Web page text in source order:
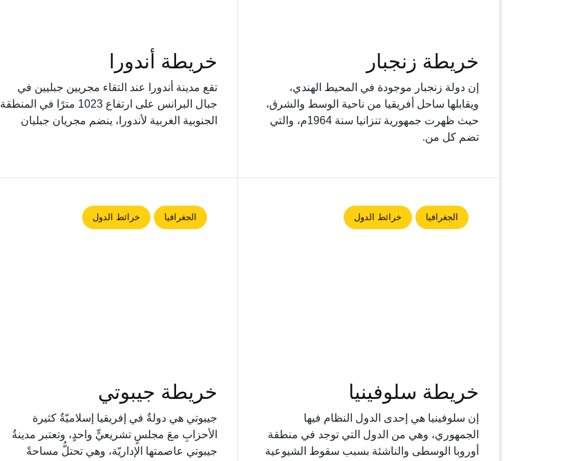
خريطة زنجبار
إن دولة زنجبار موجودة في المحيط الهندي،
ويقابلها ساحل أفريقيا من ناحية الوسط والشرق،
حيث ظهرت جمهورية تنزانيا سنة 1964م، والتي
تضم كل من.
خريطة أندورا
تقع مدينة أندورا عند التقاء مجريين جبليين في
جبال البرانس على ارتفاع 1023 مترًا في المنطقة
الجنوبية الغربية لأندورا، ينضم مجريان جبليان
الجغرافيا خرائط الدول
خريطة سلوفينيا
إن سلوفينيا هي إحدى الدول النظام فيها
الجمهوري، وهي من الدول التي توجد في منطقة
أوروبا الوسطى والناشئة بسبب سقوط الشيوعية
الجغرافيا خرائط الدول
خريطة جيبوتي
جيبوتي هي دولةٌ في إفريقيا إسلاميّةٌ كثيرة
الأحزابِ معَ مجلسٍ تشريعيٍّ واحدٍ، وتعتبر مدينةُ
جيبوتي عاصمتها الإداريّة، وهي تحتلُّ مساحةً